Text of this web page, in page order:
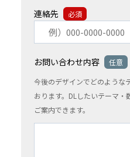
連絡先 必須
お問い合わせ内容
任意
今後のデザインでどのような
おります。DLしたいテーマ・
ご案内できます。